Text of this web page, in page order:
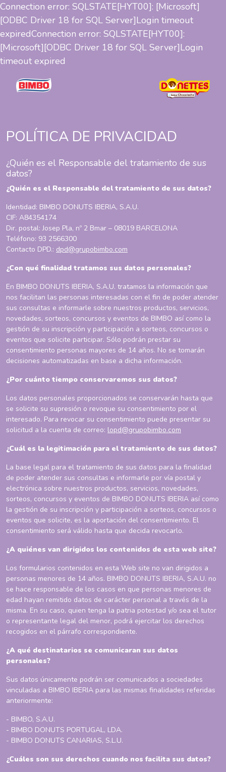
Connection error: SQLSTATE[HYT00]: [Microsoft]
[ODBC Driver 18 for SQL Server]Login timeout
expiredConnection error: SQLSTATE[HYT00]:
[Microsoft][ODBC Driver 18 for SQL Server]Login
timeout expired
POLÍTICA DE PRIVACIDAD
¿Quién es el Responsable del tratamiento de sus
datos?
¿Quién es el Responsable del tratamiento de sus datos?
Identidad: BIMBO DONUTS IBERIA, S.A.U.
CIF: A84354174
Dir. postal: Josep Pla, nº 2 Bmar – 08019 BARCELONA
Teléfono: 93 2566300
Contacto DPD.: dpd@grupobimbo.com
¿Con qué finalidad tratamos sus datos personales?
En BIMBO DONUTS IBERIA, S.A.U. tratamos la información que
nos facilitan las personas interesadas con el fin de poder atender
sus consultas e informarle sobre nuestros productos, servicios,
novedades, sorteos, concursos y eventos de BIMBO así como la
gestión de su inscripción y participación a sorteos, concursos o
eventos que solicite participar. Sólo podrán prestar su
consentimiento personas mayores de 14 años. No se tomarán
decisiones automatizadas en base a dicha información.
¿Por cuánto tiempo conservaremos sus datos?
Los datos personales proporcionados se conservarán hasta que
se solicite su supresión o revoque su consentimiento por el
interesado. Para revocar su consentimiento puede presentar su
solicitud a la cuenta de correo: lopd@grupobimbo.com
¿Cuál es la legitimación para el tratamiento de sus datos?
La base legal para el tratamiento de sus datos para la finalidad
de poder atender sus consultas e informarle por vía postal y
electrónica sobre nuestros productos, servicios, novedades,
sorteos, concursos y eventos de BIMBO DONUTS IBERIA así como
la gestión de su inscripción y participación a sorteos, concursos o
eventos que solicite, es la aportación del consentimiento. El
consentimiento será válido hasta que decida revocarlo.
¿A quiénes van dirigidos los contenidos de esta web site?
Los formularios contenidos en esta Web site no van dirigidos a
personas menores de 14 años. BIMBO DONUTS IBERIA, S.A.U. no
se hace responsable de los casos en que personas menores de
edad hayan remitido datos de carácter personal a través de la
misma. En su caso, quien tenga la patria potestad y/o sea el tutor
o representante legal del menor, podrá ejercitar los derechos
recogidos en el párrafo correspondiente.
¿A qué destinatarios se comunicaran sus datos
personales?
Sus datos únicamente podrán ser comunicados a sociedades
vinculadas a BIMBO IBERIA para las mismas finalidades referidas
anteriormente:
- BIMBO, S.A.U.
- BIMBO DONUTS PORTUGAL, LDA.
- BIMBO DONUTS CANARIAS, S.L.U.
¿Cuáles son sus derechos cuando nos facilita sus datos?